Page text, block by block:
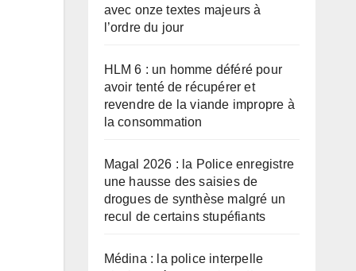
avec onze textes majeurs à
l’ordre du jour
HLM 6 : un homme déféré pour
avoir tenté de récupérer et
revendre de la viande impropre à
la consommation
Magal 2026 : la Police enregistre
une hausse des saisies de
drogues de synthèse malgré un
recul de certains stupéfiants
Médina : la police interpelle